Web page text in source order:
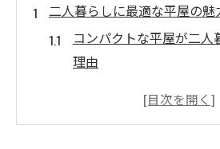
二人暮らしに最適な平屋の魅
コンパクトな平屋が二人
理由
夫婦で安心できるコンパ